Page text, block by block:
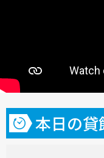
本日の貸